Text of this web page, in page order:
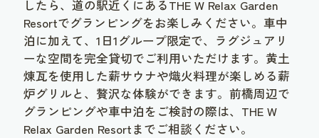
したら、道の駅近くにあるTHE W Relax Garden
Resortでグランピングをお楽しみください。車中
泊に加えて、1日1グループ限定で、ラグジュアリ
ーな空間を完全貸切でご利用いただけます。黄土
煉瓦を使用した薪サウナや熾火料理が楽しめる薪
炉グリルと、贅沢な体験ができます。前橋周辺で
グランピングや車中泊をご検討の際は、THE W
Relax Garden Resortまでご相談ください。